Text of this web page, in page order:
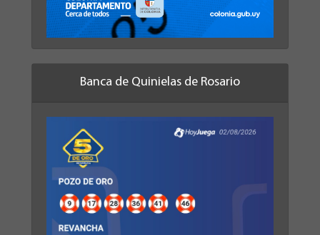
Banca de Quinielas de Rosario